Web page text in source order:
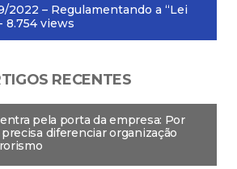
2022 – Regulamentando a “Lei
- 8.754 views
RECENTES
pela porta da empresa: Por
diferenciar organização